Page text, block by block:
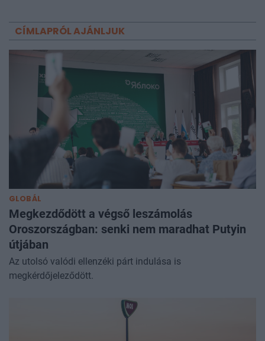
CÍMLAPRÓL AJÁNLJUK
GLOBÁL
Megkezdődött a végső leszámolás
Oroszországban: senki nem maradhat Putyin
útjában
Az utolsó valódi ellenzéki párt indulása is
megkérdőjeleződött.